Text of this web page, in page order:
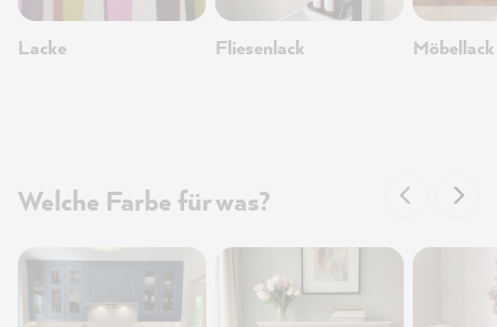
Lacke Fliesenlack Möbellack
Welche Farbe für was?